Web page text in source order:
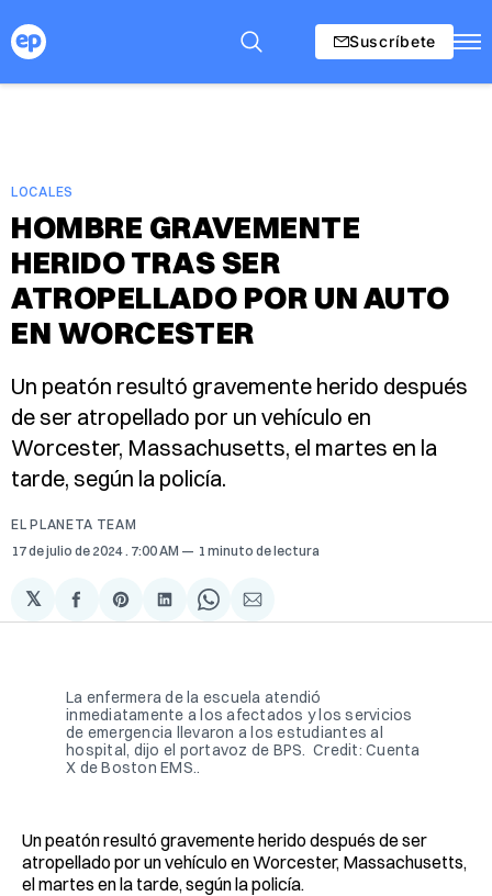
Suscríbete
LOCALES
HOMBRE GRAVEMENTE
HERIDO TRAS SER
ATROPELLADO POR UN AUTO
EN WORCESTER
Un peatón resultó gravemente herido después
de ser atropellado por un vehículo en
Worcester, Massachusetts, el martes en la
tarde, según la policía.
EL PLANETA TEAM
17 de julio de 2024 . 7:00 AM 1 minuto de lectura
𝕏
Compartir
en
Share
on
Compartir
en
Share
on
Compartir
via
La enfermera de la escuela atendió
inmediatamente a los afectados y los servicios
de emergencia llevaron a los estudiantes al
hospital, dijo el portavoz de BPS. Credit: Cuenta
X de Boston EMS..
Un peatón resultó gravemente herido después de ser
atropellado por un vehículo en Worcester, Massachusetts,
el martes en la tarde, según la policía.